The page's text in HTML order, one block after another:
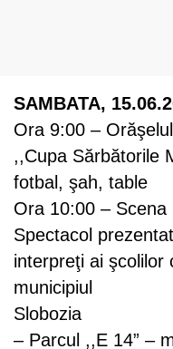
SAMBATA,
Ora 9:00 –
,,Cupa Sărbătorile
fotbal, şah, table
Ora 10:00 – Scena
Spectacol
interpreţi ai şcolilor
municipiul
Slobozia
– Parcul ,,E 14” –